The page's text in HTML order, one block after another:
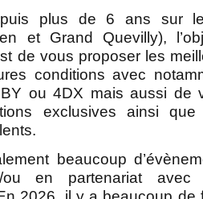
plus de 6 ans sur
et Grand Quevilly),
de vous proposer les
conditions avec
ou 4DX mais aussi de
exclusives ainsi que
beaucoup
en partenariat avec